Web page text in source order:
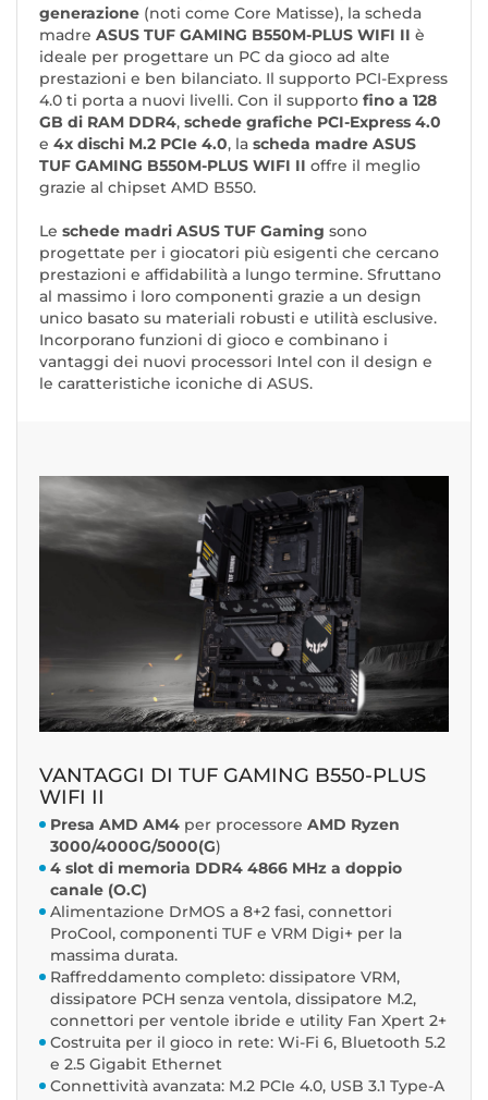
generazione (noti come Core Matisse), la scheda
madre ASUS TUF GAMING B550M-PLUS WIFI II è
ideale per progettare un PC da gioco ad alte
prestazioni e ben bilanciato. Il supporto PCI-Express
4.0 ti porta a nuovi livelli. Con il supporto fino a 128
GB di RAM DDR4, schede grafiche PCI-Express 4.0
e 4x dischi M.2 PCIe 4.0, la scheda madre ASUS
TUF GAMING B550M-PLUS WIFI II offre il meglio
grazie al chipset AMD B550.
Le schede madri ASUS TUF Gaming sono
progettate per i giocatori più esigenti che cercano
prestazioni e affidabilità a lungo termine. Sfruttano
al massimo i loro componenti grazie a un design
unico basato su materiali robusti e utilità esclusive.
Incorporano funzioni di gioco e combinano i
vantaggi dei nuovi processori Intel con il design e
le caratteristiche iconiche di ASUS.
VANTAGGI DI TUF GAMING B550-PLUS
WIFI II
Presa AMD AM4 per processore AMD Ryzen
3000/4000G/5000(G)
4 slot di memoria DDR4 4866 MHz a doppio
canale (O.C)
Alimentazione DrMOS a 8+2 fasi, connettori
ProCool, componenti TUF e VRM Digi+ per la
massima durata.
Raffreddamento completo: dissipatore VRM,
dissipatore PCH senza ventola, dissipatore M.2,
connettori per ventole ibride e utility Fan Xpert 2+
Costruita per il gioco in rete: Wi-Fi 6, Bluetooth 5.2
e 2.5 Gigabit Ethernet
Connettività avanzata: M.2 PCIe 4.0, USB 3.1 Type-A